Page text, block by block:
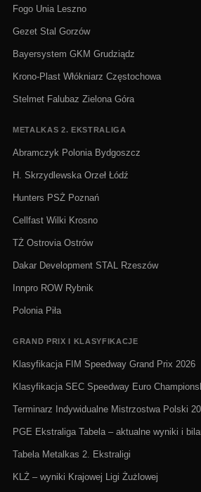
Fogo Unia Leszno
Gezet Stal Gorzów
Bayersystem GKM Grudziądz
Krono-Plast Włókniarz Częstochowa
Stelmet Falubaz Zielona Góra
METALKAS 2. EKSTRALIGA
Abramczyk Polonia Bydgoszcz
H. Skrzydlewska Orzeł Łódź
Hunters PSŻ Poznań
Cellfast Wilki Krosno
TŻ Ostrovia Ostrów
Dakar Development STAL Rzeszów
Innpro ROW Rybnik
Polonia Piła
GRAND PRIX I KLASYFIKACJE
Klasyfikacja FIM Speedway Grand Prix 2026
Klasyfikacja SEC Speedway Euro
Terminarz Indywidualne Mistrzostwa Polski
PGE Ekstraliga Tabela – aktualne wyniki i
Tabela Metalkas 2. Ekstraligi
KLŻ – wyniki Krajowej Ligi Żużlowej